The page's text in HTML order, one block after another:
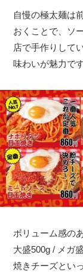
自慢の極太麺は
おくことで、ソ
店で手作りして
味わいが魅力です
ボリューム感の
大盛500g / メガ
焼きチーズとい